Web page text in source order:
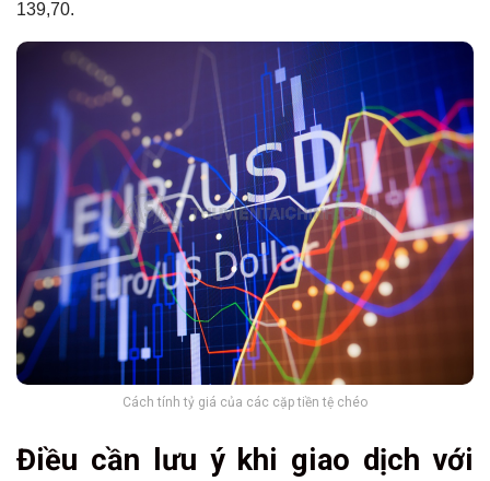
139,70.
Cách tính tỷ giá của các cặp tiền tệ chéo
Điều cần lưu ý khi giao dịch với